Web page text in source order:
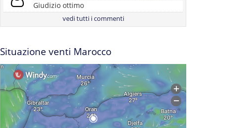
Giudizio ottimo
vedi tutti i commenti
Situazione venti Marocco